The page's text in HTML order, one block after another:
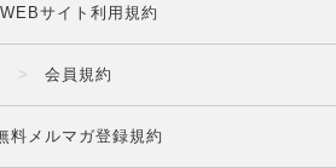
WEBサイト利用規約
会員規約
料メルマガ登録規約